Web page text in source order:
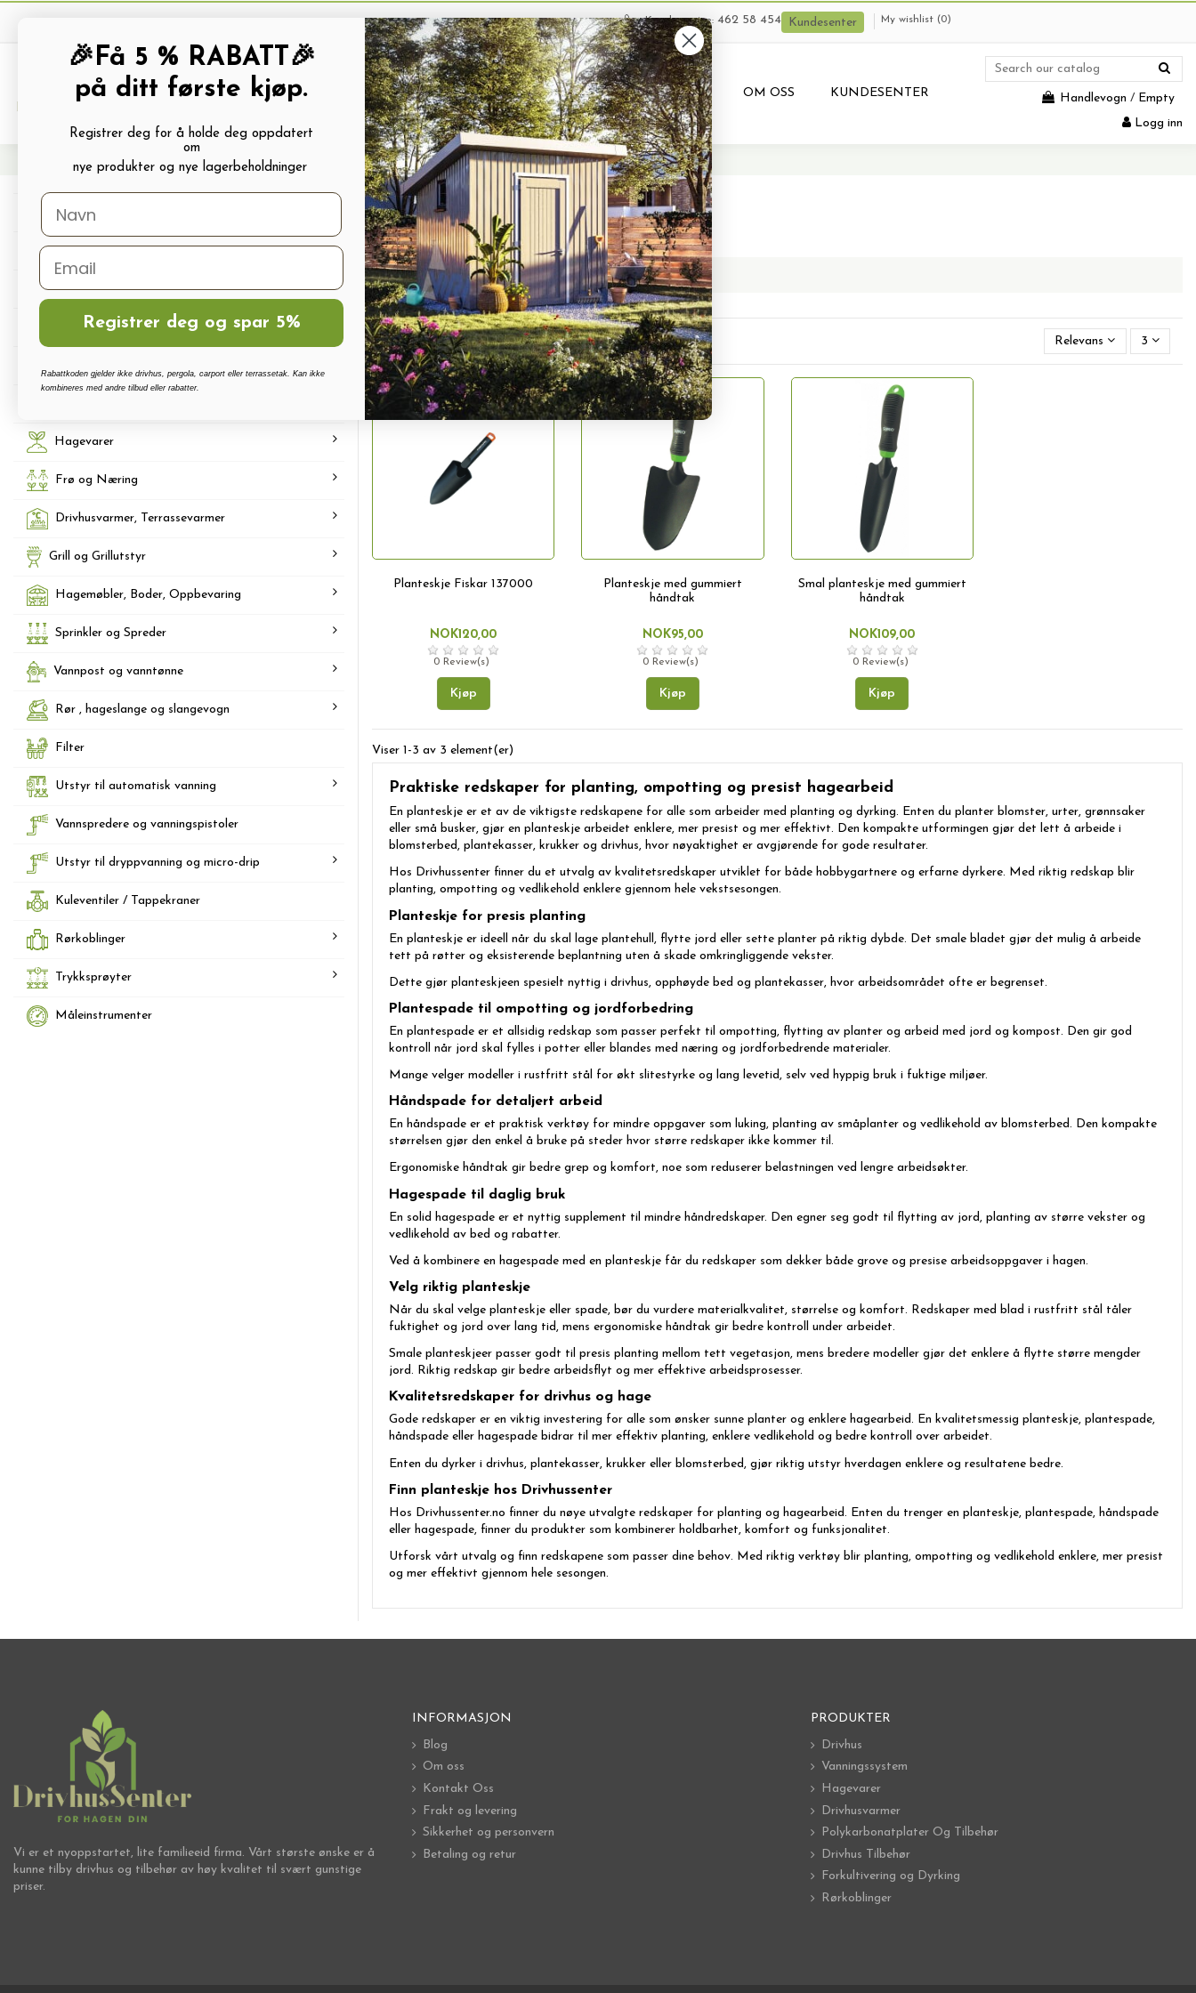
Kundeservice: 462 58 454 Kundesenter My wishlist (0)
PRODUKTKATALOG ALLE TILBUDSVARER BRUKTE VARER PRODUKTUTLEIE OM OSS KUNDESENTER Handlevogn / Empty
Logg inn
HAGEVERKTØY Planteskje
Planteskje
Relevans 3
Planteskje Fiskar 137000
NOK120,00
0 Review(s)
Kjøp
Planteskje med gummiert
håndtak
NOK95,00
0 Review(s)
Kjøp
Smal planteskje med gummiert
håndtak
NOK109,00
0 Review(s)
Kjøp
Viser 1-3 av 3 element(er)
Praktiske redskaper for planting, ompotting og presist hagearbeid
En planteskje er et av de viktigste redskapene for alle som arbeider med planting og dyrking. Enten du planter blomster, urter, grønnsaker
eller små busker, gjør en planteskje arbeidet enklere, mer presist og mer effektivt. Den kompakte utformingen gjør det lett å arbeide i
blomsterbed, plantekasser, krukker og drivhus, hvor nøyaktighet er avgjørende for gode resultater.
Hos Drivhussenter finner du et utvalg av kvalitetsredskaper utviklet for både hobbygartnere og erfarne dyrkere. Med riktig redskap blir
planting, ompotting og vedlikehold enklere gjennom hele vekstsesongen.
Planteskje for presis planting
En planteskje er ideell når du skal lage plantehull, flytte jord eller sette planter på riktig dybde. Det smale bladet gjør det mulig å arbeide
tett på røtter og eksisterende beplantning uten å skade omkringliggende vekster.
Dette gjør planteskjeen spesielt nyttig i drivhus, opphøyde bed og plantekasser, hvor arbeidsområdet ofte er begrenset.
Plantespade til ompotting og jordforbedring
En plantespade er et allsidig redskap som passer perfekt til ompotting, flytting av planter og arbeid med jord og kompost. Den gir god
kontroll når jord skal fylles i potter eller blandes med næring og jordforbedrende materialer.
Mange velger modeller i rustfritt stål for økt slitestyrke og lang levetid, selv ved hyppig bruk i fuktige miljøer.
Håndspade for detaljert arbeid
En håndspade er et praktisk verktøy for mindre oppgaver som luking, planting av småplanter og vedlikehold av blomsterbed. Den kompakte
størrelsen gjør den enkel å bruke på steder hvor større redskaper ikke kommer til.
Ergonomiske håndtak gir bedre grep og komfort, noe som reduserer belastningen ved lengre arbeidsøkter.
Hagespade til daglig bruk
En solid hagespade er et nyttig supplement til mindre håndredskaper. Den egner seg godt til flytting av jord, planting av større vekster og
vedlikehold av bed og rabatter.
Ved å kombinere en hagespade med en planteskje får du redskaper som dekker både grove og presise arbeidsoppgaver i hagen.
Velg riktig planteskje
Når du skal velge planteskje eller spade, bør du vurdere materialkvalitet, størrelse og komfort. Redskaper med blad i rustfritt stål tåler
fuktighet og jord over lang tid, mens ergonomiske håndtak gir bedre kontroll under arbeidet.
Smale planteskjeer passer godt til presis planting mellom tett vegetasjon, mens bredere modeller gjør det enklere å flytte større mengder
jord. Riktig redskap gir bedre arbeidsflyt og mer effektive arbeidsprosesser.
Kvalitetsredskaper for drivhus og hage
Gode redskaper er en viktig investering for alle som ønsker sunne planter og enklere hagearbeid. En kvalitetsmessig planteskje, plantespade,
håndspade eller hagespade bidrar til mer effektiv planting, enklere vedlikehold og bedre kontroll over arbeidet.
Enten du dyrker i drivhus, plantekasser, krukker eller blomsterbed, gjør riktig utstyr hverdagen enklere og resultatene bedre.
Finn planteskje hos Drivhussenter
Hos Drivhussenter.no finner du nøye utvalgte redskaper for planting og hagearbeid. Enten du trenger en planteskje, plantespade, håndspade
eller hagespade, finner du produkter som kombinerer holdbarhet, komfort og funksjonalitet.
Utforsk vårt utvalg og finn redskapene som passer dine behov. Med riktig verktøy blir planting, ompotting og vedlikehold enklere, mer presist
og mer effektivt gjennom hele sesongen.
Drivhus
Drivhus tilbehør
Polykarbonat, Glass Og Tilbehør
Terrassetak, Pergola, Hagestuer, Carport
Hagevarer
Frø og Næring
Drivhusvarmer, Terrassevarmer
Grill og Grillutstyr
Hagemøbler, Boder, Oppbevaring
Sprinkler og Spreder
Vannpost og vanntønne
Rør , hageslange og slangevogn
Filter
Utstyr til automatisk vanning
Vannspredere og vanningspistoler
Utstyr til dryppvanning og micro-drip
Kuleventiler / Tappekraner
Rørkoblinger
Trykksprøyter
Måleinstrumenter
Vi er et nyoppstartet, lite familieeid firma. Vårt største ønske er å
kunne tilby drivhus og tilbehør av høy kvalitet til svært gunstige
priser.
INFORMASJON
Blog
Om oss
Kontakt Oss
Frakt og levering
Sikkerhet og personvern
Betaling og retur
PRODUKTER
Drivhus
Vanningssystem
Hagevarer
Drivhusvarmer
Polykarbonatplater Og Tilbehør
Drivhus Tilbehør
Forkultivering og Dyrking
Rørkoblinger
🎉Få 5 % RABATT🎉
på ditt første kjøp.
Registrer deg for å holde deg oppdatert
om
nye produkter og nye lagerbeholdninger
Registrer deg og spar 5%
Rabattkoden gjelder ikke drivhus, pergola, carport eller terrassetak. Kan ikke
kombineres med andre tilbud eller rabatter.